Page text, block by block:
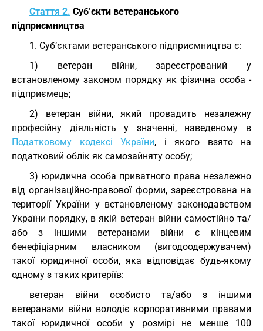
Стаття 2. Суб’єкти ветеранського
підприємництва
1. Суб’єктами ветеранського підприємництва є:
1) ветеран війни, зареєстрований у
встановленому законом порядку як фізична особа -
підприємець;
2) ветеран війни, який провадить незалежну
професійну діяльність у значенні, наведеному в
Податковому кодексі України, і якого взято на
податковий облік як самозайняту особу;
3) юридична особа приватного права незалежно
від організаційно-правової форми, зареєстрована на
території України у встановленому законодавством
України порядку, в якій ветеран війни самостійно та/
або з іншими ветеранами війни є кінцевим
бенефіціарним власником (вигодоодержувачем)
такої юридичної особи, яка відповідає будь-якому
одному з таких критеріїв:
ветеран війни особисто та/або з іншими
ветеранами війни володіє корпоративними правами
такої юридичної особи у розмірі не менше 100